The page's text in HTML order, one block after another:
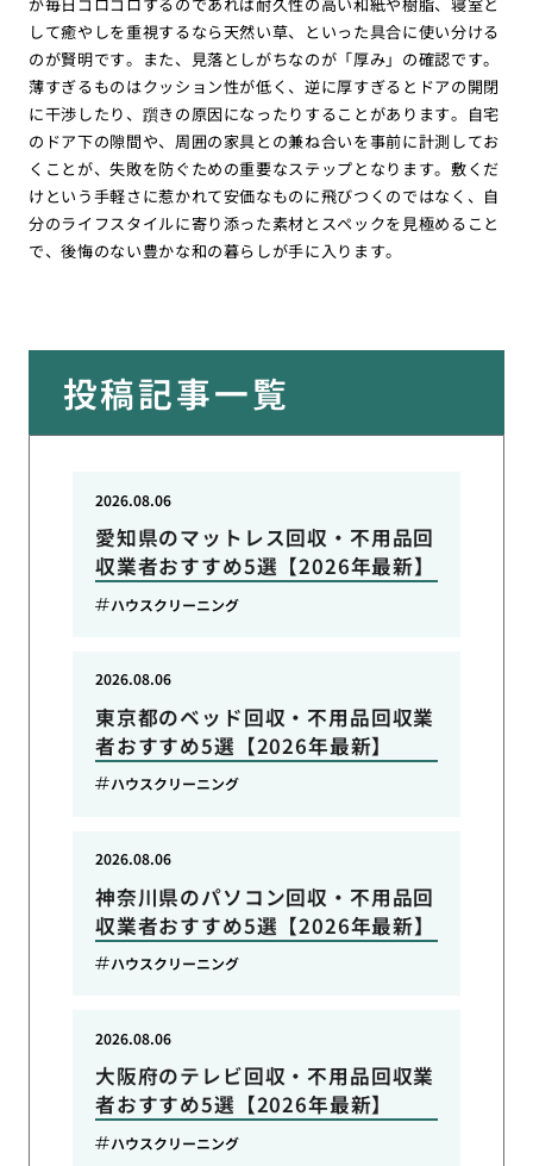
して癒やしを重視するなら天然い草、といった具合に使い分ける
のが賢明です。また、見落としがちなのが「厚み」の確認です。
薄すぎるものはクッション性が低く、逆に厚すぎるとドアの開閉
に干渉したり、躓きの原因になったりすることがあります。自宅
のドア下の隙間や、周囲の家具との兼ね合いを事前に計測してお
くことが、失敗を防ぐための重要なステップとなります。敷くだ
けという手軽さに惹かれて安価なものに飛びつくのではなく、自
分のライフスタイルに寄り添った素材とスペックを見極めること
で、後悔のない豊かな和の暮らしが手に入ります。
投稿記事一覧
愛知県のマットレス回収・不用品回
収業者おすすめ5選【2026年最新】
2026.08.06
ハウスクリーニング
東京都のベッド回収・不用品回収業
者おすすめ5選【2026年最新】
2026.08.06
ハウスクリーニング
神奈川県のパソコン回収・不用品回
収業者おすすめ5選【2026年最新】
2026.08.06
ハウスクリーニング
大阪府のテレビ回収・不用品回収業
者おすすめ5選【2026年最新】
2026.08.06
ハウスクリーニング